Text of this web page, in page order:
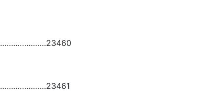
…………………23460
…………………23461